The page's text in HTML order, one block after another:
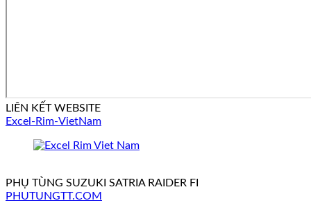
LIÊN KẾT WEBSITE
Excel-Rim-VietNam
PHỤ TÙNG SUZUKI SATRIA RAIDER FI
PHUTUNGTT.COM